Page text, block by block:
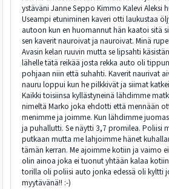
ystäväni Janne Seppo Kimmo Kalevi Aleksi
Useampi etuniminen kaveri otti laukustaa
autoon kun en huomannut hän kaatoi sitä
sen kaverit nauroivat ja nauroivat. Minä
Avasin kelan ruuvin mutta se lipsahti
lähelle tätä reikää josta rekka auto oli
pohjaan niin että suhahti. Kaverit naurivat
nauru loppui kun he pilkkivät ja siimat
Kaikki toisiinsa kyllästyneinä lähdimme
nimeltä Marko joka ehdotti että mennään
menimme ja joimme. Kun lähdimme
ja puhallutti. Se näytti 3,7 promilea. Poliisi
putkaan mutta me lahjoimme hänet
tämän kerran. Me ajoimme kotiin ja vaimo
olin ainoa joka ei tuonut yhtään kalaa
torilla oli poliisi auto jonka edessä oli kyltti
myytävänä!! :-)